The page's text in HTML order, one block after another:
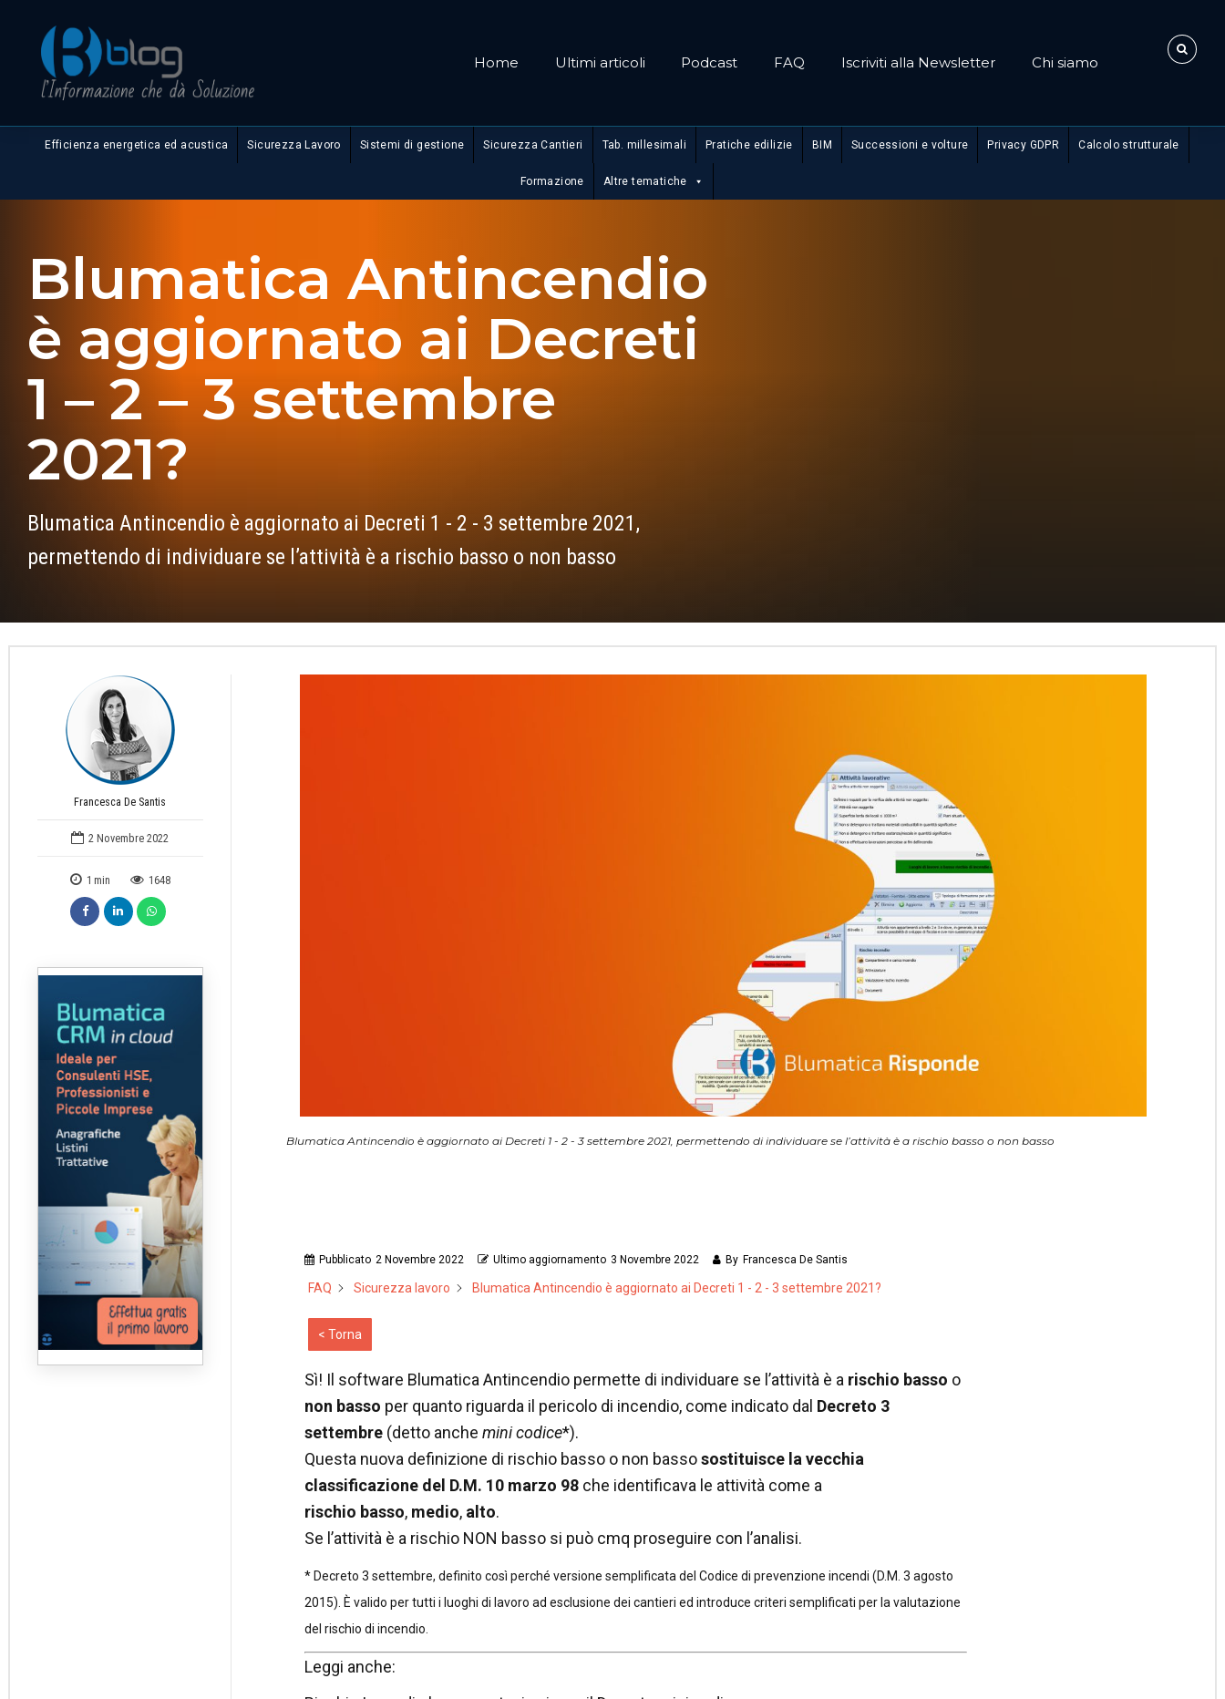
Home Ultimi articoli Podcast FAQ Iscriviti alla Newsletter Chi siamo
Efficienza energetica ed acustica Sicurezza Lavoro Sistemi di gestione Sicurezza Cantieri Tab. millesimali Pratiche edilizie BIM Successioni e volture Privacy GDPR Calcolo strutturale
Formazione Altre tematiche
Blumatica Antincendio
è aggiornato ai Decreti
1 – 2 – 3 settembre
2021?
Blumatica Antincendio è aggiornato ai Decreti 1 - 2 - 3 settembre 2021,
permettendo di individuare se l’attività è a rischio basso o non basso
Francesca De Santis
2 Novembre 2022
1 min 1648
Blumatica Antincendio è aggiornato ai Decreti 1 - 2 - 3 settembre 2021, permettendo di individuare se l’attività è a rischio basso o non basso
Pubblicato 2 Novembre 2022 Ultimo aggiornamento 3 Novembre 2022 By Francesca De Santis
FAQ Sicurezza lavoro Blumatica Antincendio è aggiornato ai Decreti 1 - 2 - 3 settembre 2021?
< Torna
Sì! Il software Blumatica Antincendio permette di individuare se l’attività è a rischio basso o
non basso per quanto riguarda il pericolo di incendio, come indicato dal Decreto 3
settembre(detto anche mini codice*).
Questa nuova definizione di rischio basso o non bassosostituisce la vecchia
classificazione del D.M. 10 marzo 98che identificava le attività come a
rischio basso, medio, alto.
Se l’attività è a rischio NON basso si può cmq proseguire con l’analisi.
* Decreto 3 settembre, definito così perché versione semplificata del Codice di prevenzione incendi (D.M. 3 agosto
2015). È valido per tutti i luoghi di lavoro ad esclusione dei cantieri ed introduce criteri semplificati per la valutazione
del rischio di incendio.
Leggi anche: